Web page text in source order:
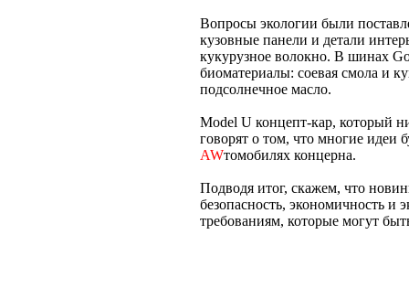
Вопросы экологии были
кузовные панели и детали
кукурузное волокно. В шинах
биоматериалы: соевая смола и
подсолнечное масло.
Model U концепт-кар, который
говорят о том, что многие идеи
AWтомобилях концерна.
Подводя итог, скажем, что
безопасность, экономичность и
требованиям, которые могут